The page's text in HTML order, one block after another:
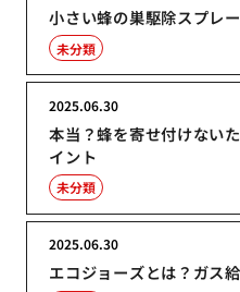
小さい蜂の巣駆除スプレ
未分類
本当？蜂を寄せ付けない
イント
2025.06.30
未分類
エコジョーズとは？ガス
2025.06.30